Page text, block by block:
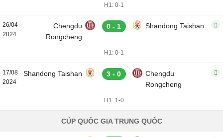
H1: 0-1
26/04
2024
Chengdu
Rongcheng
0 - 1 Shandong Taishan
H1: 0-1
17/08
2024
Shandong Taishan 3 - 0
Chengdu
Rongcheng
H1: 1-0
CÚP QUỐC GIA TRUNG QUỐC